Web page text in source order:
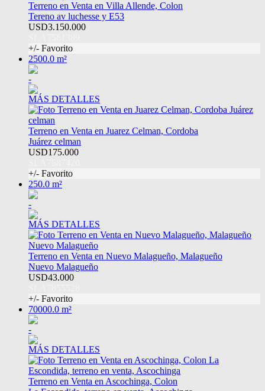
Terreno en Venta en Villa Allende, Colon
Tereno av luchesse y E53
USD3.150.000
+/- Favorito
2500.0 m²
-
MÁS DETALLES
Terreno en Venta en Juarez Celman, Cordoba
Juárez celman
USD175.000
+/- Favorito
250.0 m²
-
MÁS DETALLES
Terreno en Venta en Nuevo Malagueño, Malagueño
Nuevo Malagueño
USD43.000
+/- Favorito
70000.0 m²
-
MÁS DETALLES
Terreno en Venta en Ascochinga, Colon